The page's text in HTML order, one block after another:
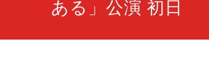
ある」公演 初日